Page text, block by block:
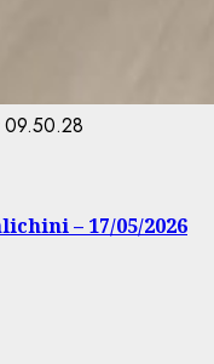
09.50.28
– 17/05/2026